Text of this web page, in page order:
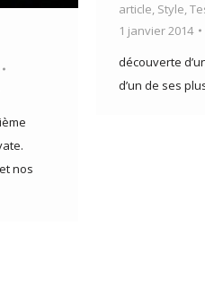
article, Style,
1 janvier 2014
découverte
d’un de ses
nos